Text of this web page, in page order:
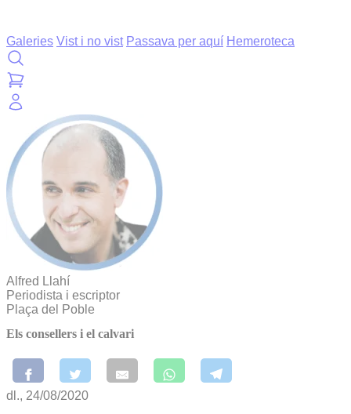
Galeries Vist i no vist Passava per aquí Hemeroteca
Alfred Llahí
Periodista i escriptor
Plaça del Poble
Els consellers i el calvari
dl., 24/08/2020